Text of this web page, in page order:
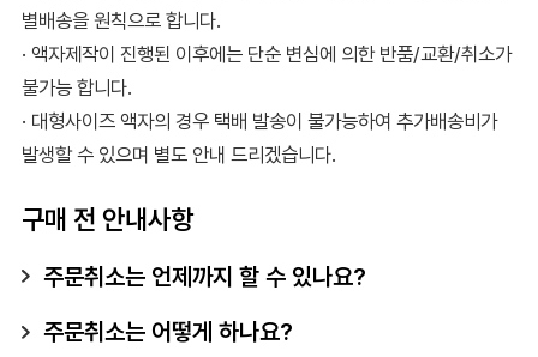
별배송을 원칙으로 합니다.
· 액자제작이 진행된 이후에는 단순 변심에 의한 반품/교환/취소가
불가능 합니다.
· 대형사이즈 액자의 경우 택배 발송이 불가능하여 추가배송비가
발생할 수 있으며 별도 안내 드리겠습니다.
구매 전 안내사항
주문취소는 언제까지 할 수 있나요?
주문취소는 어떻게 하나요?